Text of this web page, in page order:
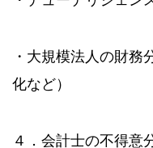
・大規模法人の財
化など）
４．会計士の不得意